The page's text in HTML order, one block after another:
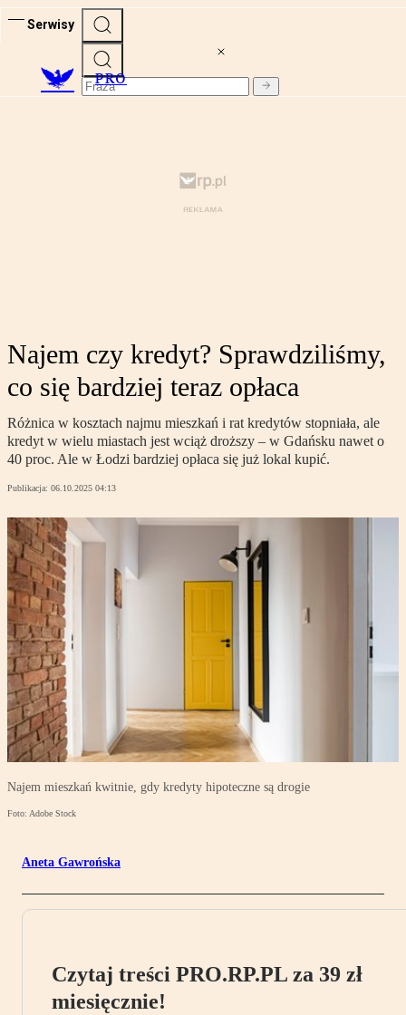
Serwisy
PRO
Najem czy kredyt? Sprawdziliśmy,
co się bardziej teraz opłaca
Różnica w kosztach najmu mieszkań i rat kredytów stopniała, ale
kredyt w wielu miastach jest wciąż droższy – w Gdańsku nawet o
40 proc. Ale w Łodzi bardziej opłaca się już lokal kupić.
Publikacja: 06.10.2025 04:13
Najem mieszkań kwitnie, gdy kredyty hipoteczne są drogie
Foto: Adobe Stock
Aneta Gawrońska
Czytaj treści PRO.RP.PL za 39 zł
miesięcznie!